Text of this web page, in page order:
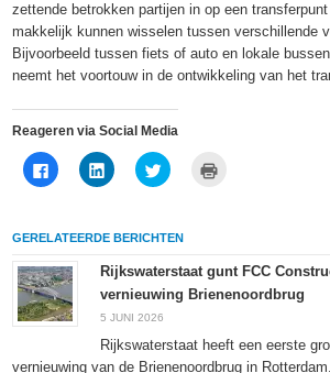
zettende betrokken partijen in op een
makkelijk kunnen wisselen tussen verschillende
Bijvoorbeeld tussen fiets of auto en lokale
neemt het voortouw in de ontwikkeling van het
Reageren via Social Media
Klik
om
Facebook
(Wordt
een
nieuw
venster
geopend)
Klik
om
delen
(Wordt
een
nieuw
venster
geopend)
Klik
om
Twitter
(Wordt
een
nieuw
venster
nieuw
geopend)
GERELATEERDE BERICHTEN
Rijkswaterstaat gunt FCC
vernieuwing Brienenoordbrug
5 JUNI 2026
Rijkswaterstaat heeft een eerste
vernieuwing van de Brienenoordbrug in